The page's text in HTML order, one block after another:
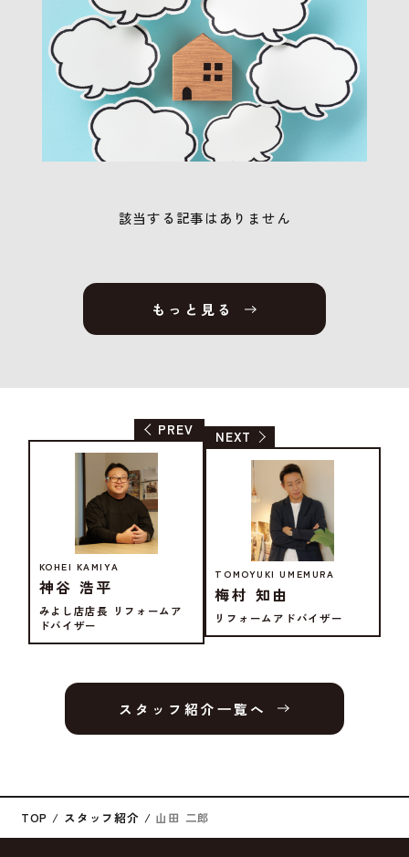
該当する記事はありません
もっと見る
PREV
KOHEI KAMIYA
神谷 浩平
みよし店店長 リフォームア
ドバイザー
NEXT
TOMOYUKI UMEMURA
梅村 知由
リフォームアドバイザー
スタッフ紹介⼀覧へ
TOP スタッフ紹介 山田 二郎